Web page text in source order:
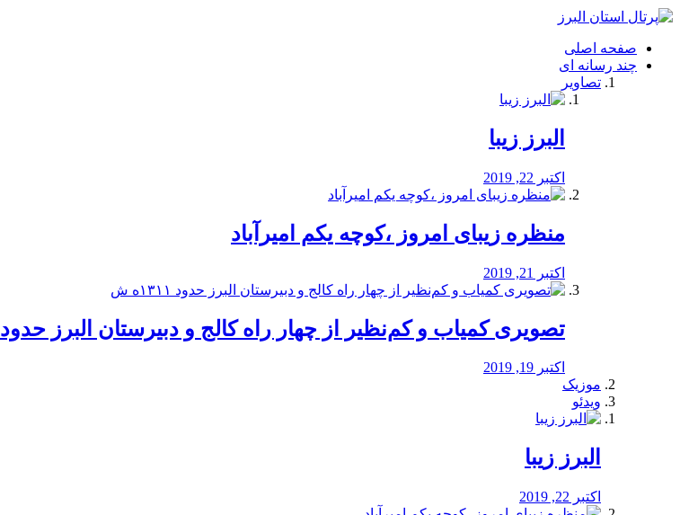
فصد
شرق
تهران
خشکشویی
صفحه اصلی
چند رسانه ای
تصاویر
البرز زیبا
اکتبر 22, 2019
منظره‌‌ زیبای امروز ،کوچه یکم امیرآباد
اکتبر 21, 2019
️تصویری کمیاب و کم‌نظیر از چهار راه كالج و دبيرستان البرز حدود ۱۳۱۱ه ش
اکتبر 19, 2019
موزیک
ویدئو
البرز زیبا
اکتبر 22, 2019